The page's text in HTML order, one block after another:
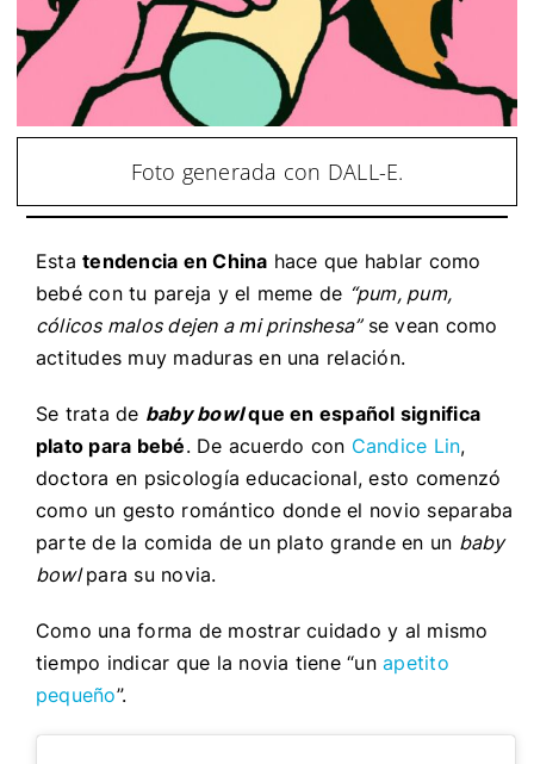
Foto generada con DALL-E.
Estatendencia en China hace que hablar como
bebé con tu pareja y el meme de “pum, pum,
cólicos malos dejen a mi prinshesa”se vean como
actitudes muy maduras en una relación.
Se trata de baby bowlque en español significa
plato para bebé. De acuerdo con Candice Lin,
doctora en psicología educacional, esto comenzó
como un gesto romántico donde el novio separaba
parte de la comida de un plato grande en un baby
bowlpara su novia.
Como una forma de mostrar cuidado y al mismo
tiempo indicar que la novia tiene “unapetito
pequeño”.